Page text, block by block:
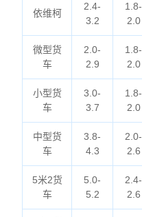
依维柯
2.4-
3.2
1.8-
2.0
微型货
车
2.0-
2.9
1.8-
2.0
小型货
车
3.0-
3.7
1.8-
2.0
中型货
车
3.8-
4.3
2.0-
2.6
5米2货
车
5.0-
5.2
2.4-
2.6